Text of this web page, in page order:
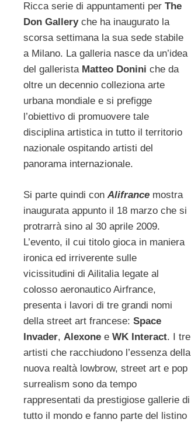
Ricca serie di appuntamenti per The
Don Galleryche ha inaugurato la
scorsa settimana la sua sede stabile
a Milano. La galleria nasce da un’idea
del gallerista Matteo Donini che da
oltre un decennio colleziona arte
urbana mondiale e si prefigge
l’obiettivo di promuovere tale
disciplina artistica in tutto il territorio
nazionale ospitando artisti del
panorama internazionale.
Si parte quindi con Alifrance mostra
inaugurata appunto il 18 marzo che si
protrarrà sino al 30 aprile 2009.
L’evento, il cui titolo gioca in maniera
ironica ed irriverente sulle
vicissitudini di Ailitalia legate al
colosso aeronautico Airfrance,
presenta i lavori di tre grandi nomi
della street art francese: Space
Invader, Alexone e WK Interact. I tre
artisti che racchiudono l’essenza della
nuova realtà lowbrow, street art e pop
surrealism sono da tempo
rappresentati da prestigiose gallerie di
tutto il mondo e fanno parte del listino